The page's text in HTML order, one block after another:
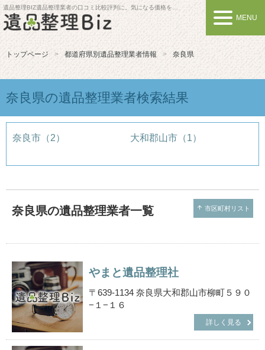
遺品整理BIZ遺品整理業者の口コミ比較評判に。気になる価格を比較しよう
MENU
トップページ 都道府県別遺品整理業者情報 奈良県
奈良県の遺品整理業者検索結果
奈良市（2） 大和郡山市（1）
奈良県の遺品整理業者一覧 arrow_upward 市区町村リスト
やまと遺品整理社
〒639-1134 奈良県大和郡山市柳町５９０
−１−１６
詳しく見る